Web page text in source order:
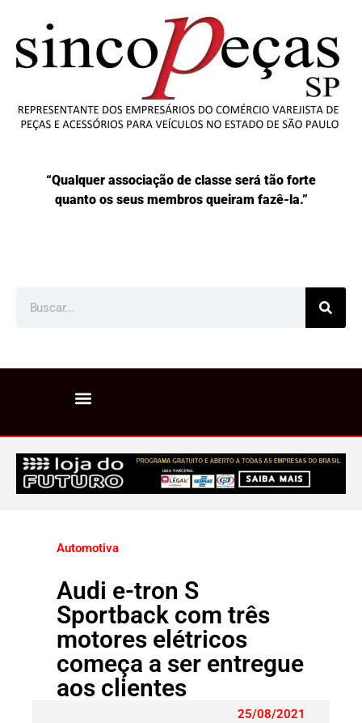
“Qualquer associação de classe será tão forte
quanto os seus membros queiram fazê-la.”
Automotiva
Audi e-tron S
Sportback com três
motores elétricos
começa a ser entregue
aos clientes
25/08/2021